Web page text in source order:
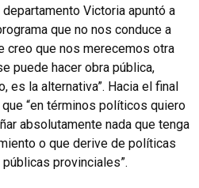
Victoria apuntó a
que no nos conduce a
creo que nos merecemos otra
puede hacer obra pública,
es la alternativa”. Hacia el final
“en términos políticos quiero
absolutamente nada que tenga
o que derive de políticas
provinciales”.